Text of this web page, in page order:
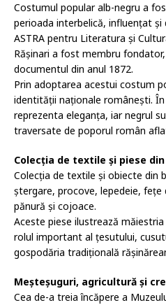
Costumul popular alb-negru a
perioada interbelică, influențat
ASTRA pentru Literatura și
Rășinari a fost membru
documentul din anul 1872.
Prin adoptarea acestui costum
identității naționale românești.
reprezenta eleganța, iar negrul
traversate de poporul român
Colecția de textile și piese
Colecția de textile și obiecte din
ștergare, procove, lepedeie, fețe
pănură și cojoace.
Aceste piese ilustrează
rolul important al țesutului,
gospodăria tradițională
Meșteșuguri, agricultură și
Cea de-a treia încăpere a